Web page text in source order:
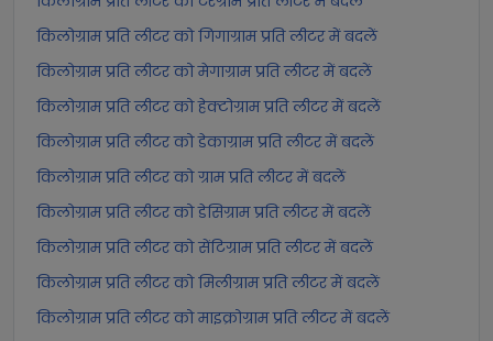
किलोग्राम प्रति लीटर को गिगाग्राम प्रति लीटर में बदलें
किलोग्राम प्रति लीटर को मेगाग्राम प्रति लीटर में बदलें
किलोग्राम प्रति लीटर को हेक्टोग्राम प्रति लीटर में बदलें
किलोग्राम प्रति लीटर को डेकाग्राम प्रति लीटर में बदलें
किलोग्राम प्रति लीटर को ग्राम प्रति लीटर में बदलें
किलोग्राम प्रति लीटर को डेसिग्राम प्रति लीटर में बदलें
किलोग्राम प्रति लीटर को सेंटिग्राम प्रति लीटर में बदलें
किलोग्राम प्रति लीटर को मिलीग्राम प्रति लीटर में बदलें
किलोग्राम प्रति लीटर को माइक्रोग्राम प्रति लीटर में बदलें